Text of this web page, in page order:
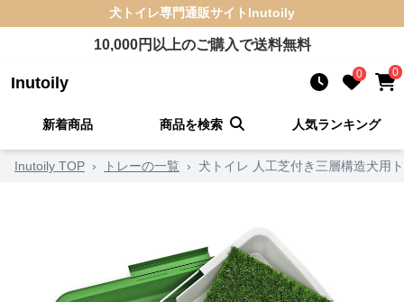
犬トイレ専門通販サイト Inutoily
10,000円以上のご購入で送料無料
Inutoily 0 0
新着商品 商品を検索 人気ランキング
Inutoily TOP › トレーの一覧 › 犬トイレ 人工芝付き三層構造犬用